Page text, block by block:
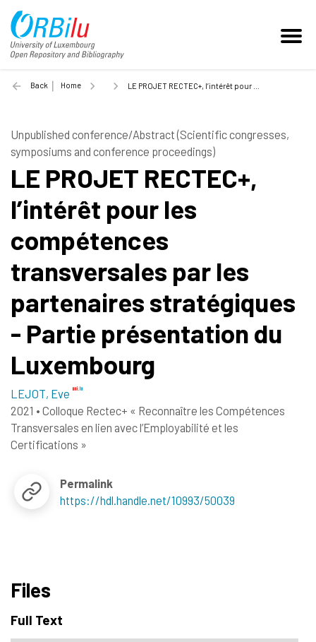
Back Home LE PROJET RECTEC+, l’intérêt pour les compétences transversales par les partenaires stratégiques - Partie présentation du Luxembourg - 2021
Unpublished conference/Abstract (Scientific congresses,
symposiums and conference proceedings)
LE PROJET RECTEC+,
l’intérêt pour les
compétences
transversales par les
partenaires stratégiques
- Partie présentation du
Luxembourg
LEJOT, Eve
2021 • Colloque Rectec+ « Reconnaître les Compétences
Transversales en lien avec l’Employabilité et les
Certifications »
Permalink
https://hdl.handle.net/10993/50039
Files
Full Text